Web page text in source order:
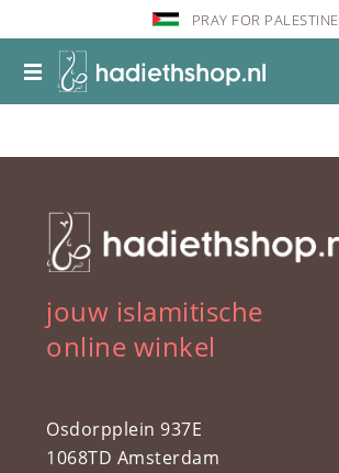
PRAY FOR PALESTINE
jouw islamitische
online winkel
Osdorpplein 937E
1068TD Amsterdam